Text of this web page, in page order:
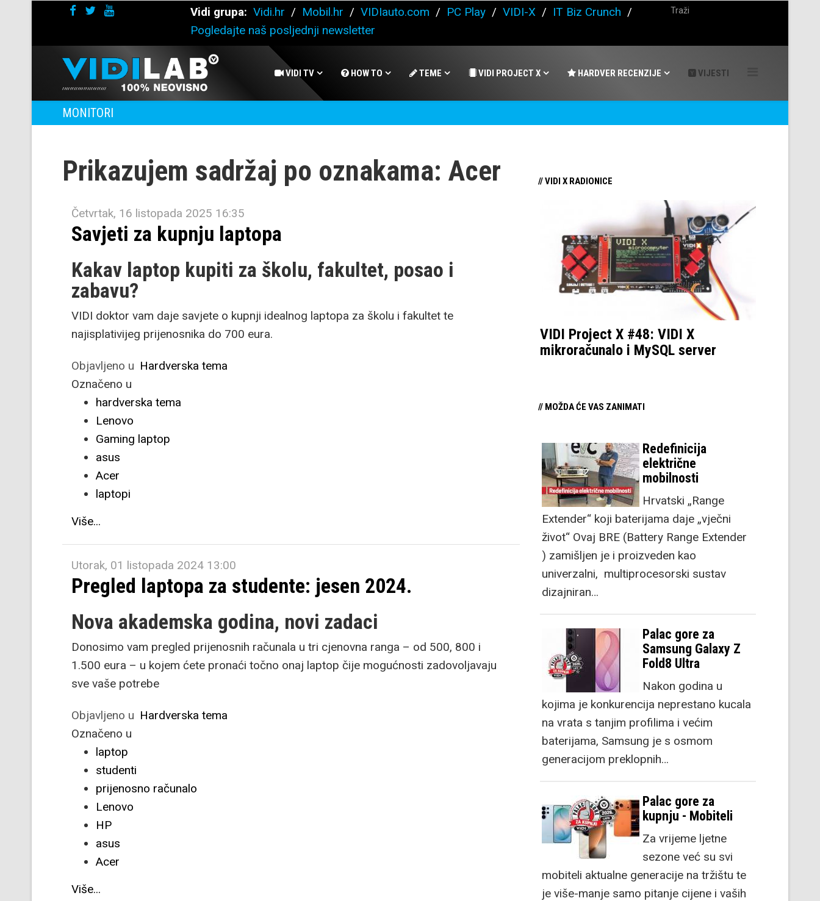
Vidi grupa: Vidi.hr / Mobil.hr / VIDIauto.com / PC Play / VIDI-X / IT Biz Crunch /
Pogledajte naš posljednji newsletter
VIDI TV HOW TO TEME VIDI PROJECT X HARDVER RECENZIJE VIJESTI
MONITORI
Prikazujem sadržaj po oznakama: Acer
Četvrtak, 16 listopada 2025 16:35
Savjeti za kupnju laptopa
Kakav laptop kupiti za školu, fakultet, posao i
zabavu?
VIDI doktor vam daje savjete o kupnji idealnog laptopa za školu i fakultet te
najisplativijeg prijenosnika do 700 eura.
Objavljeno u Hardverska tema
Označeno u
hardverska tema
Lenovo
Gaming laptop
asus
Acer
laptopi
Više...
Utorak, 01 listopada 2024 13:00
Pregled laptopa za studente: jesen 2024.
Nova akademska godina, novi zadaci
Donosimo vam pregled prijenosnih računala u tri cjenovna ranga – od 500, 800 i
1.500 eura – u kojem ćete pronaći točno onaj laptop čije mogućnosti zadovoljavaju
sve vaše potrebe
Objavljeno u Hardverska tema
Označeno u
laptop
studenti
prijenosno računalo
Lenovo
HP
asus
Acer
Više...
// VIDI X RADIONICE
VIDI Project X #48: VIDI X
mikroračunalo i MySQL server
// MOŽDA ĆE VAS ZANIMATI
Redefinicija
električne
mobilnosti
Hrvatski „Range
Extender“ koji baterijama daje „vječni
život“ Ovaj BRE (Battery Range Extender
) zamišljen je i proizveden kao
univerzalni, multiprocesorski sustav
dizajniran…
Palac gore za
Samsung Galaxy Z
Fold8 Ultra
Nakon godina u
kojima je konkurencija neprestano kucala
na vrata s tanjim profilima i većim
baterijama, Samsung je s osmom
generacijom preklopnih…
Palac gore za
kupnju - Mobiteli
Za vrijeme ljetne
sezone već su svi
mobiteli aktualne generacije na tržištu te
je više-manje samo pitanje cijene i vaših